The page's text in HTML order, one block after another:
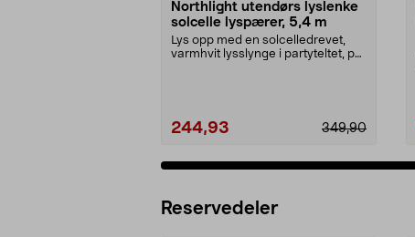
Northlight utendørs lyslenke
solcelle lyspærer, 5,4 m
Lys opp med en solcelledrevet,
varmhvit lysslynge i partyteltet, på
244,93 349,90
Reservedeler